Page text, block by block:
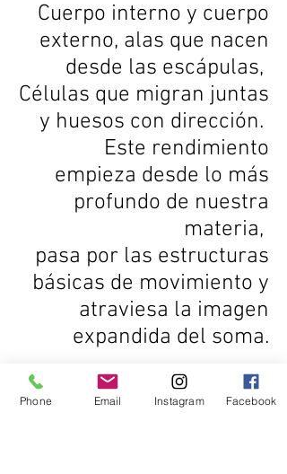
Cuerpo interno y cuerpo
externo, alas que nacen
desde las escápulas,
Células que migran juntas
y huesos con dirección.
Este rendimiento
empieza desde lo más
profundo de nuestra
materia,
pasa por las estructuras
básicas de movimiento y
atraviesa la imagen
expandida del soma.
Phone Email Instagram Facebook